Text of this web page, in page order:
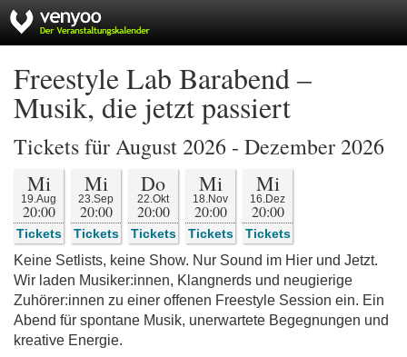
Freestyle Lab Barabend –
Musik, die jetzt passiert
Tickets für August 2026 - Dezember 2026
Mi
19.Aug
20:00
Tickets
Mi
23.Sep
20:00
Tickets
Do
22.Okt
20:00
Tickets
Mi
18.Nov
20:00
Tickets
Mi
16.Dez
20:00
Tickets
Keine Setlists, keine Show. Nur Sound im Hier und Jetzt.
Wir laden Musiker:innen, Klangnerds und neugierige
Zuhörer:innen zu einer offenen Freestyle Session ein. Ein
Abend für spontane Musik, unerwartete Begegnungen und
kreative Energie.